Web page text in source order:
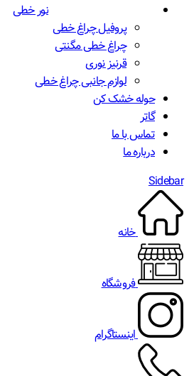
نور خطی
پروفیل چراغ خطی
چراغ خطی مگنتی
قرنیز نوری
لوازم جانبی چراغ خطی
حوله خشک کن
گاتر
تماس با ما
درباره ما
Sidebar
خانه
فروشگاه
اینستاگرام